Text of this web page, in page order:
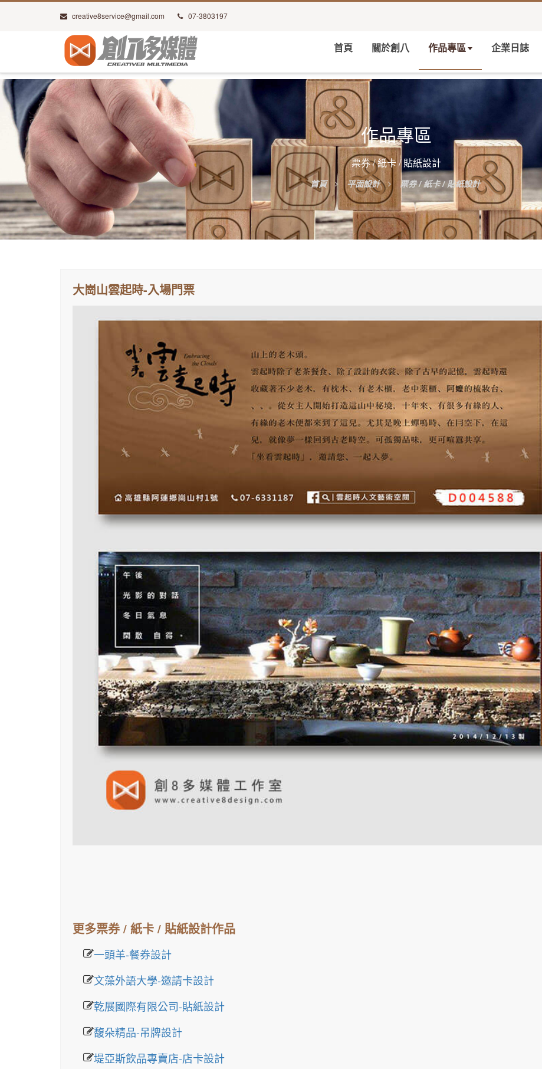
creative8service@gmail.com 07-3803197
首頁 關於創八 作品專區 企業日誌
作品專區
票券 / 紙卡 / 貼紙設計
首頁 平面設計 票券 / 紙卡 / 貼紙設計
大崗山雲起時-入場門票
更多票券 / 紙卡 / 貼紙設計作品
一頭羊-餐券設計
文藻外語大學-邀請卡設計
乾展國際有限公司-貼紙設計
馥朵精品-吊牌設計
堤亞斯飲品專賣店-店卡設計